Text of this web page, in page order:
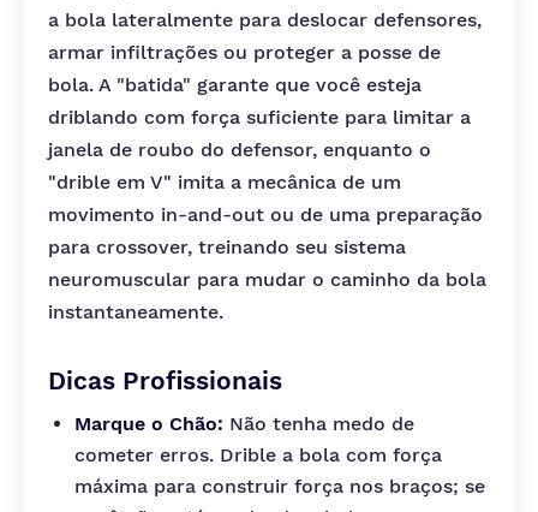
a bola lateralmente para deslocar defensores,
armar infiltrações ou proteger a posse de
bola. A "batida" garante que você esteja
driblando com força suficiente para limitar a
janela de roubo do defensor, enquanto o
"drible em V" imita a mecânica de um
movimento in-and-out ou de uma preparação
para crossover, treinando seu sistema
neuromuscular para mudar o caminho da bola
instantaneamente.
Dicas Profissionais
Marque o Chão: Não tenha medo de
cometer erros. Drible a bola com força
máxima para construir força nos braços; se